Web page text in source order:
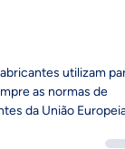
utilizam para
da União Europeia